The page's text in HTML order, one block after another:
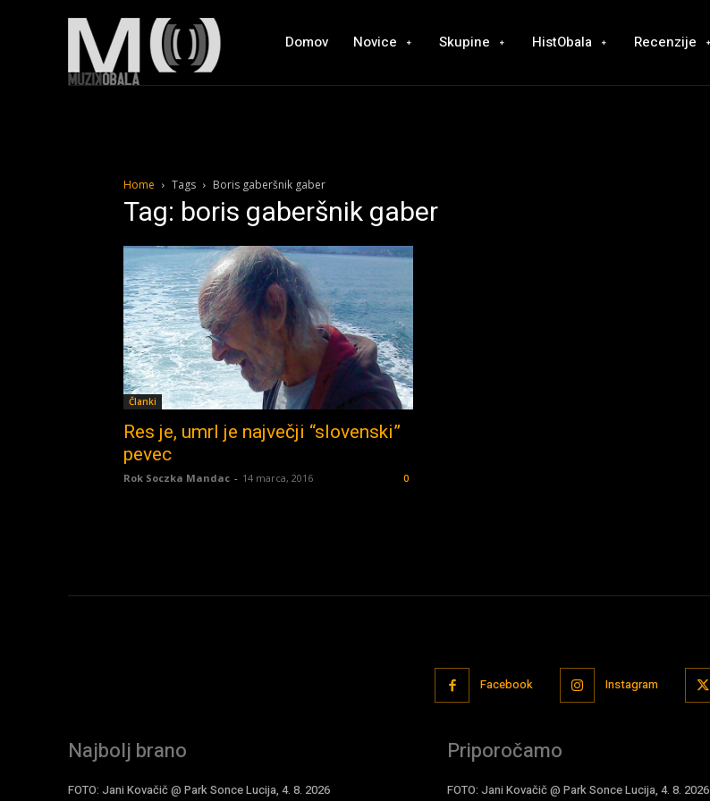
Domov Novice Skupine HistObala Recenzije
Home Tags Boris gaberšnik gaber
Tag: boris gaberšnik gaber
Članki
Res je, umrl je največji “slovenski”
pevec
Rok Soczka Mandac - 14 marca, 2016 0
Facebook Instagram
Najbolj brano
FOTO: Jani Kovačič @ Park Sonce Lucija, 4. 8. 2026
Priporočamo
FOTO: Jani Kovačič @ Park Sonce Lucija, 4. 8. 2026